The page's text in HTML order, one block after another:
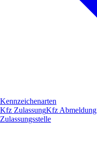
Kennzeichenarten
Kfz ZulassungKfz Abmeldung
Zulassungsstelle